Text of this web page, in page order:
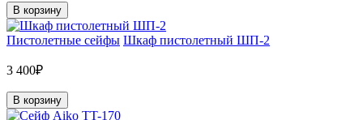
В корзину
Пистолетные сейфы Шкаф пистолетный ШП-2
3 400₽
В корзину